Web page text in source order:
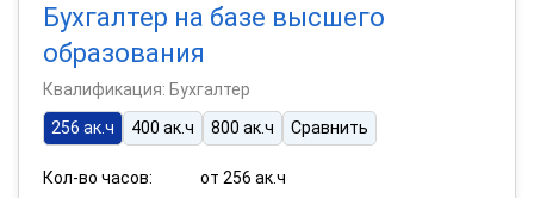
Бухгалтер на базе высшего
образования
Квалификация: Бухгалтер
256 ак.ч
400 ак.ч 800 ак.ч Сравнить
Кол-во часов:
от 256 ак.ч